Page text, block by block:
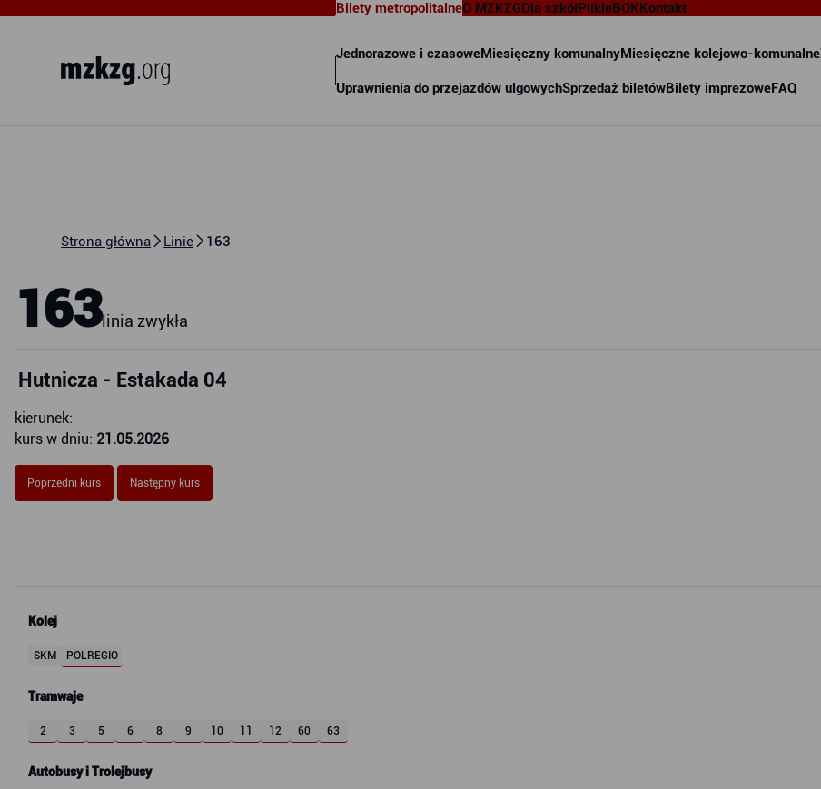
Bilety metropolitalne
Jednorazowe i czasoweMiesięczny komunalnyMiesięczne kolejowo-komunalne
Uprawnienia do przejazdów ulgowychSprzedaż biletówBilety imprezoweFAQ
O MZKZGDla szkółPlikieBOKKontakt
Strona główna Linie 163
Kolej
SKM POLREGIO
Tramwaje
2 3 5 6 8 9 10 11 12 60 63
Autobusy i Trolejbusy
163linia zwykła
Hutnicza - Estakada 04
kierunek:
kurs w dniu: 21.05.2026
Poprzedni kurs Następny kurs